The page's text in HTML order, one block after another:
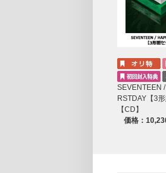
SEVENTEEN
RSTDAY【3形
【CD】
価格：